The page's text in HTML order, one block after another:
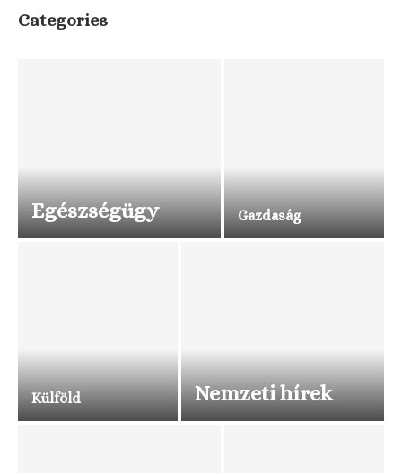
Categories
Egészségügy Gazdaság
Külföld Nemzeti hírek